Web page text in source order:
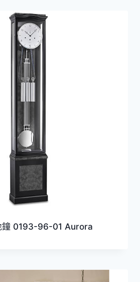
鐘 0193-96-01 Aurora